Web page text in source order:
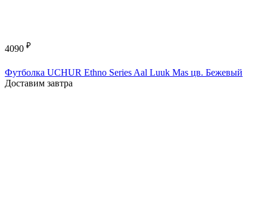
4090 ₽
Футболка UCHUR Ethno Series Aal Luuk Mas цв. Бежевый
Доставим завтра